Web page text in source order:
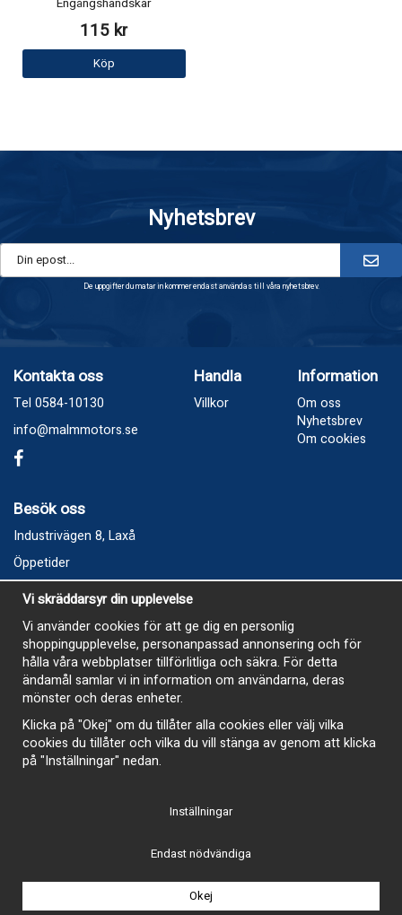
Engångshandskar
115 kr
Köp
Nyhetsbrev
De uppgifter du matar in kommer endast användas till våra nyhetsbrev.
Kontakta oss
Tel 0584-10130
info@malmmotors.se
Handla
Villkor
Information
Om oss
Nyhetsbrev
Om cookies
Besök oss
Industrivägen 8, Laxå
Öppetider
Vecka 32
Måndag kl 9-12, kl 13 - 15
Onsdag kl 9-12, kl 13 - 15
Tisdag, Tordag och Fredag stängt
E-Handelsbutiken är öppen och paket skickas hela
sommaren
Wikinggruppen
Vi skräddarsyr din upplevelse
Vi använder cookies för att ge dig en personlig
shoppingupplevelse, personanpassad annonsering och för
hålla våra webbplatser tillförlitliga och säkra. För detta
ändamål samlar vi in information om användarna, deras
mönster och deras enheter.
Klicka på "Okej" om du tillåter alla cookies eller välj vilka
cookies du tillåter och vilka du vill stänga av genom att klicka
på "Inställningar" nedan.
Inställningar
Endast nödvändiga
Okej